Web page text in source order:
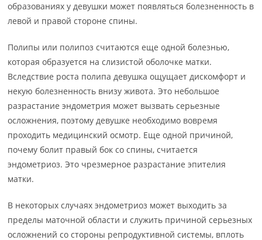
образованиях у девушки может появляться болезненность в
левой и правой стороне спины.
Полипы или полипоз считаются еще одной болезнью,
которая образуется на слизистой оболочке матки.
Вследствие роста полипа девушка ощущает дискомфорт и
некую болезненность внизу живота. Это небольшое
разрастание эндометрия может вызвать серьезные
осложнения, поэтому девушке необходимо вовремя
проходить медицинский осмотр. Еще одной причиной,
почему болит правый бок со спины, считается
эндометриоз. Это чрезмерное разрастание эпителия
матки.
В некоторых случаях эндометриоз может выходить за
пределы маточной области и служить причиной серьезных
осложнений со стороны репродуктивной системы, вплоть